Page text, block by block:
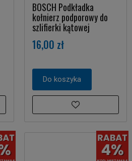
BOSCH Podkładka
kołnierz podporowy do
szlifierki kątowej
16,00 zł
Do koszyka